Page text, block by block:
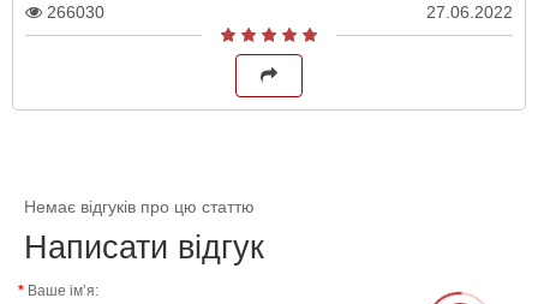
266030
27.06.2022
Немає відгуків про цю статтю
Написати відгук
Ваше ім’я: